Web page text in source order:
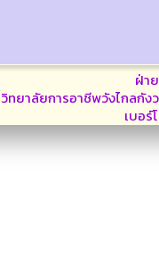
ฝ่า
วิทยาลัยการอาชีพวังไกลกัง
เบอ